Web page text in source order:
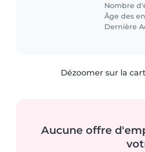
Nombre
Âge des
Dernière
Dézoomer sur la
Aucune offre